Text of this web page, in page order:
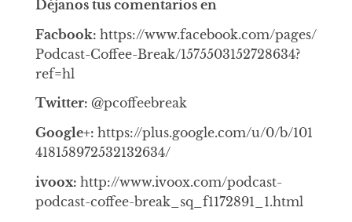
Déjanos tus comentarios en
Facbook: https://www.facebook.com/pages/
Podcast-Coffee-Break/1575503152728634?
ref=hl
Twitter: @pcoffeebreak
Google+: https://plus.google.com/u/0/b/101
418158972532132634/
ivoox: http://www.ivoox.com/podcast-
podcast-coffee-break_sq_f1172891_1.html